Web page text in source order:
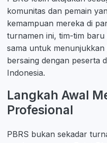
komunitas dan pemain
kemampuan mereka di
turnamen ini, tim-tim baru
sama untuk
bersaing dengan peserta
Indonesia.
Langkah Awal
Profesional
PBRS bukan sekadar